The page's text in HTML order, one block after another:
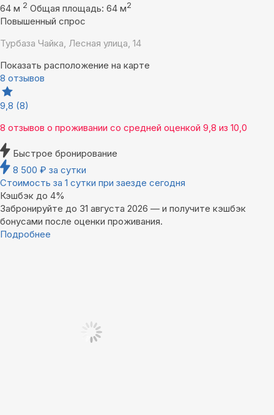
64 м 2 Общая площадь: 64 м2
Повышенный спрос
Турбаза Чайка, Лесная улица, 14
Показать расположение на карте
8 отзывов
9,8 (8)
8 отзывов о проживании со средней оценкой 9,8 из 10,0
Быстрое бронирование
8 500 ₽ за сутки
Стоимость за 1 сутки при заезде сегодня
Кэшбэк до 4%
Забронируйте до 31 августа 2026 — и получите кэшбэк
бонусами после оценки проживания.
Подробнее